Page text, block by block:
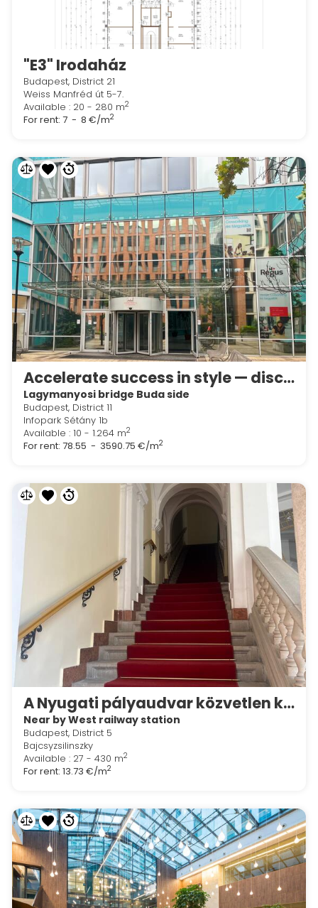
"E3" Irodaház
Budapest, District 21
Weiss Manfréd út 5-7.
Available : 20 - 280 m2
For rent: 7 - 8 €/m2
Accelerate success in style — discover Regus Budapest Infopark
Lagymanyosi bridge Buda side
Budapest, District 11
Infopark Sétány 1b
Available : 10 - 1.264 m2
For rent: 78.55 - 3590.75 €/m2
A Nyugati pályaudvar közvetlen közelében, Bajcsy Zsilinszky utcában iroda kiadó.
Near by West railway station
Budapest, District 5
Bajcsyzsilinszky
Available : 27 - 430 m2
For rent: 13.73 €/m2